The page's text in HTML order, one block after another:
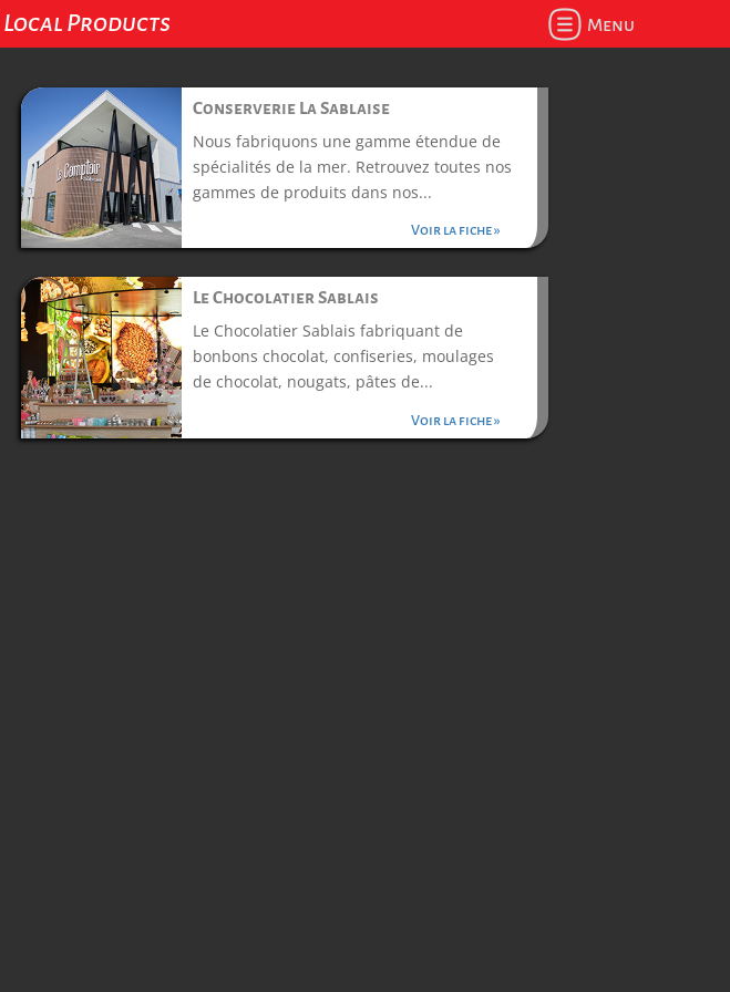
Local Products Menu
Conserverie La Sablaise
Nous fabriquons une gamme étendue de
spécialités de la mer. Retrouvez toutes nos
gammes de produits dans nos...
Voir la fiche »
Le Chocolatier Sablais
Le Chocolatier Sablais fabriquant de
bonbons chocolat, confiseries, moulages
de chocolat, nougats, pâtes de...
Voir la fiche »